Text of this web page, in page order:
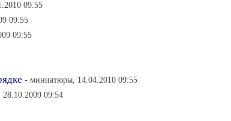
09:55
09:55
09:55
- миниатюры, 14.04.2010 09:55
09:54